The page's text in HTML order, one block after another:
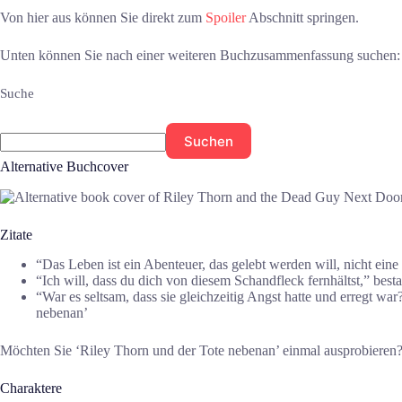
Von hier aus können Sie direkt zum SpoilerAbschnitt springen.
Unten können Sie nach einer weiteren Buchzusammenfassung suchen:
Suche
Suchen
Alternative Buchcover
Zitate
“Das Leben ist ein Abenteuer, das gelebt werden will, nicht
“Ich will, dass du dich von diesem Schandfleck fernhältst,”
“War es seltsam, dass sie gleichzeitig Angst hatte und erregt
nebenan’
Möchten Sie ‘Riley Thorn und der Tote nebenan’ einmal
Charaktere